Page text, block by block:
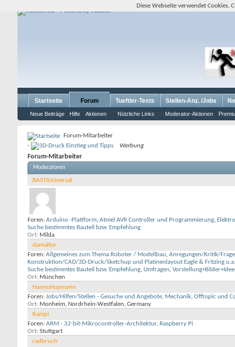
Startseite Forum
Neue Beiträge Hilfe Aktionen Nützliche Links Moderator-Aktionen
Tueftler-Tests Stellen-Anz. /Jobs
Forum-Mitarbeiter
-
Werbung
Forum-Mitarbeiter
Moderatoren
BASTIUniversal
Foren: Arduino -Plattform, Atmel AVR Controller und Programmierung,
Suche bestimmtes Bauteil bzw. Empfehlung
Ort Milda
damaltor
Foren: Allgemeines zum Thema Roboter / Modellbau, Anregungen/Kritik/
Konstruktion/CAD/3D-Druck/Sketchup und Platinenlayout Eagle & Fritzing u.a.
Suche bestimmtes Bauteil bzw. Empfehlung, Umfragen,
Ort München
HannoHupmann
Foren: Jobs/Hilfen/Stellen - Gesuche und Angebote, Mechanik, Offtopic und
Ort Monheim, Nordrhein-Westfalen, Germany
Kampi
Foren: ARM - 32-bit-Mikrocontroller-Architektur, Raspberry Pi
Ort Stuttgart
radbruch
Diese Webseite verwendet Cookies.